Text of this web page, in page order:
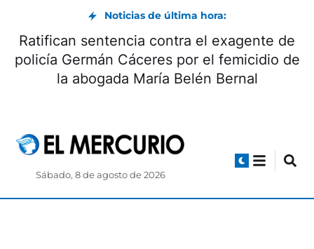
Noticias de última hora:
Ratifican sentencia contra el exagente de
policía Germán Cáceres por el femicidio de
la abogada María Belén Bernal
Sábado, 8 de agosto de 2026